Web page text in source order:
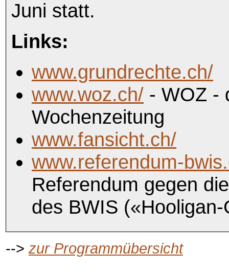
Juni statt.
Links:
www.grundrechte.ch/
www.woz.ch/ - WOZ -
Wochenzeitung
www.fansicht.ch/
www.referendum-
Referendum gegen
des BWIS
--> zur Programmübersicht